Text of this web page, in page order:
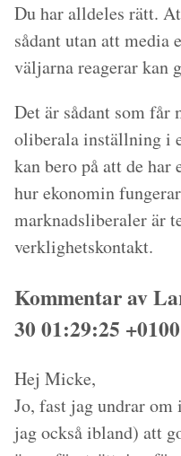
Du har alldeles rätt.
sådant utan att media
väljarna reagerar kan
Det är sådant som
oliberala inställning i
kan bero på att de har
hur ekonomin
marknadsliberaler är
verklighetskontakt.
Kommentar av
30 01:29:25 +0100
Hej Micke,
Jo, fast jag undrar
jag också ibland) att